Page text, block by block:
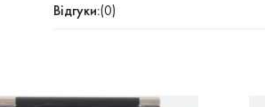
Відгуки:(0)